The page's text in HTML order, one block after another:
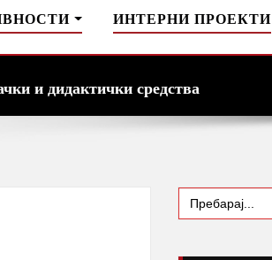
ИНТЕРНИ ПРОЕКТИ
и дидактички средства
Search
for: